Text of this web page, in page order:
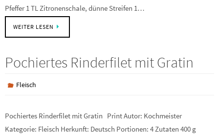
Pfeffer 1 TL Zitronenschale, dünne Streifen 1…
WEITER LESEN
Pochiertes Rinderfilet mit Gratin
Fleisch
Pochiertes Rinderfilet mit Gratin Print Autor: Kochmeister
Kategorie: Fleisch Herkunft: Deutsch Portionen: 4 Zutaten 400 g